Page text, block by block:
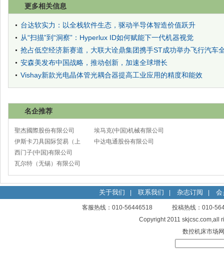
更多相关信息
台达软实力：以全栈软件生态，驱动半导体智造价值跃升
从“扫描”到“洞察”：Hyperlux ID如何赋能下一代机器视觉
抢占低空经济新赛道，大联大诠鼎集团携手ST成功举办飞行汽车
安森美发布中国战略，推动创新，加速全球增长
Vishay新款光电晶体管光耦合器提高工业应用的精度和能效
名企推荐
聖杰國際股份有限公司
伊斯卡刀具国际贸易（上
海）有限公司
西门子(中国)有限公司
瓦尔特（无锡）有限公司
埃马克(中国)机械有限公司
太仓分公司
中达电通股份有限公司
关于我们 联系我们 杂志订阅 会
客服热线：010-56446518 投稿热线：
Copyright 2011
数控机床市场网